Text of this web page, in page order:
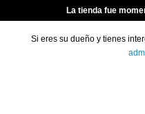
La tienda fue
Si eres su dueño y tienes